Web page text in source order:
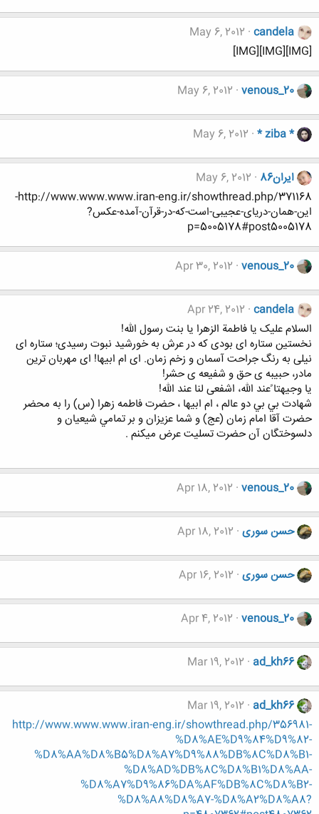
candela
May 6, 2012
[IMG][IMG][IMG]
venous_20
May 6, 2012
* ziba *
May 6, 2012
ایران86
May 6, 2012
http://www.www.www.iran-eng.ir/showthread.php/371168-
این-همان-دریای-عجیبی-است-که-در-قرآن-آمده-عکس?
p=5005178#post5005178
venous_20
Apr 30, 2012
candela
Apr 24, 2012
السلام علیک یا فاطمة الزهرا یا بنت رسول الله!
نخستین ستاره ای بودی که در عرش به خورشید نبوت رسیدی؛ ستاره ای
نیلی به رنگ جراحت آسمان و زخم زمان. ای ام ابیها! ای مهربان ترین
مادر، حبیبه ی حق و شفیعه ی حشر!
یا وجیهتا ًعند الله، اشفعی لنا عند الله!
شهادت بي بي دو عالم ، ام ابيها ، حضرت فاطمه زهرا (س) را به محضر
حضرت آقا امام زمان (عج) و شما عزيزان و بر تمامي شيعيان و
دلسوختگان آن حضرت تسليت عرض ميكنم .
venous_20
Apr 18, 2012
حسن سوری Apr 18, 2012
حسن سوری Apr 16, 2012
venous_20
Apr 4, 2012
ad_kh66
Mar 19, 2012
ad_kh66
Mar 19, 2012
http://www.www.www.iran-eng.ir/showthread.php/356981-
%D8%AE%D9%84%D9%82-
%D8%AA%D8%B5%D8%A7%D9%88%DB%8C%D8%B1-
%D8%AD%DB%8C%D8%B1%D8%AA-
%D8%A7%D9%86%DA%AF%DB%8C%D8%B2-
%D8%A8%D8%A7-%D8%A2%D8%A8?